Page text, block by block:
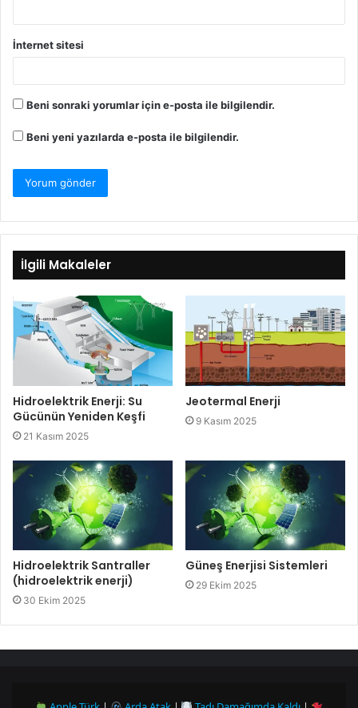
İnternet sitesi
Beni sonraki yorumlar için e-posta ile bilgilendir.
Beni yeni yazılarda e-posta ile bilgilendir.
İlgili Makaleler
Hidroelektrik Enerji: Su
Gücünün Yeniden Keşfi
21 Kasım 2025
Jeotermal Enerji
9 Kasım 2025
Hidroelektrik Santraller
(hidroelektrik enerji)
30 Ekim 2025
Güneş Enerjisi Sistemleri
29 Ekim 2025